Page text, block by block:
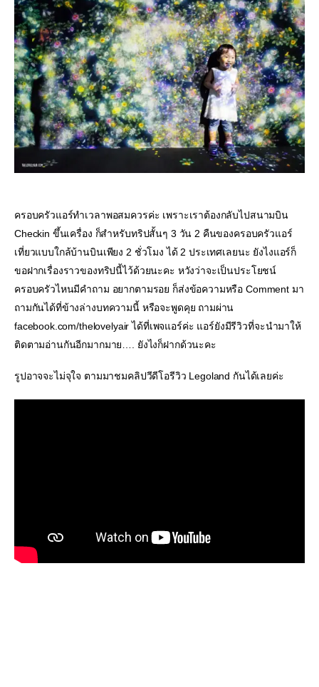
ครอบครัวแอร์ทำเวลาพอสมควรค่ะ เพราะเราต้องกลับไปสนามบิน
Checkin ขึ้นเครื่อง ก็สำหรับทริปสั้นๆ 3 วัน 2 คืนของครอบครัวแอร์
เที่ยวแบบใกล้บ้านบินเพียง 2 ชั่วโมง ได้ 2 ประเทศเลยนะ ยังไงแอร์ก็
ขอฝากเรื่องราวของทริปนี้ไว้ด้วยนะคะ หวังว่าจะเป็นประโยชน์
ครอบครัวไหนมีคำถาม อยากตามรอย ก็ส่งข้อความหรือ Comment มา
ถามกันได้ที่ข้างล่างบทความนี้ หรือจะพูดคุย ถามผ่าน
facebook.com/thelovelyair ได้ที่เพจแอร์ค่ะ แอร์ยังมีรีวิวที่จะนำมาให้
ติดตามอ่านกันอีกมากมาย…. ยังไงก็ฝากด้วนะคะ
รูปอาจจะไม่จุใจ ตามมาชมคลิปวีดีโอรีวิว Legoland กันได้เลยค่ะ